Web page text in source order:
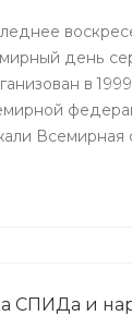
день
в
Всемирная
СПИДа и